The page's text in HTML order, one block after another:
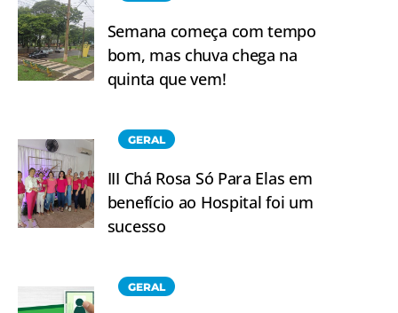
Semana começa com tempo
bom, mas chuva chega na
quinta que vem!
GERAL
III Chá Rosa Só Para Elas em
benefício ao Hospital foi um
sucesso
GERAL